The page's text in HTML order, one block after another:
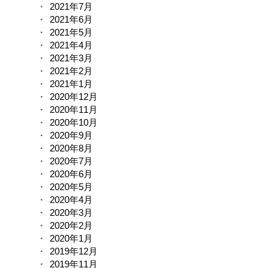
2021年7月
2021年6月
2021年5月
2021年4月
2021年3月
2021年2月
2021年1月
2020年12月
2020年11月
2020年10月
2020年9月
2020年8月
2020年7月
2020年6月
2020年5月
2020年4月
2020年3月
2020年2月
2020年1月
2019年12月
2019年11月